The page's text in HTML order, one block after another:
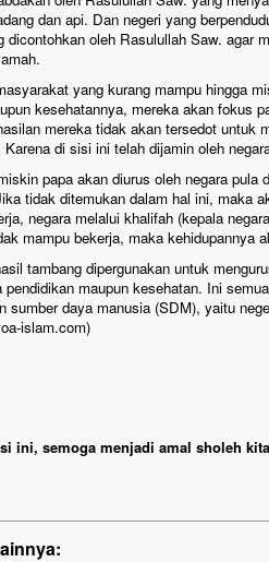
dan api. Dan negeri yang
dicontohkan oleh Rasulullah Saw. agar
yang kurang mampu hingga
kesehatannya, mereka akan fokus
mereka tidak akan tersedot untuk
di sisi ini telah dijamin oleh
papa akan diurus oleh negara pula
tidak ditemukan dalam hal ini, maka
negara melalui khalifah (kepala
mampu bekerja, maka kehidupannya
tambang dipergunakan untuk
pendidikan maupun kesehatan. Ini
sumber daya manusia (SDM), yaitu
islam.com)
ini, semoga menjadi amal sholeh